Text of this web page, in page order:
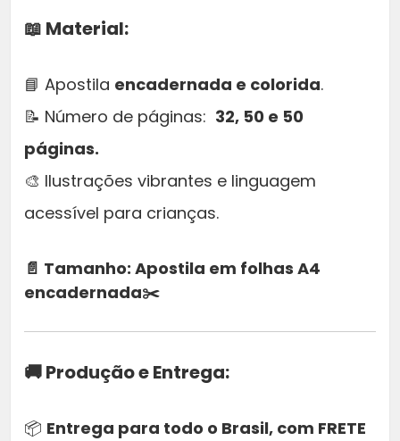
📖 Material:
📘 Apostila encadernada e colorida.
📝 Número de páginas: 32, 50 e 50
páginas.
🎨 Ilustrações vibrantes e linguagem
acessível para crianças.
📄 Tamanho: Apostila em folhas A4
encadernada✂️
🚚 Produção e Entrega:
📦 Entrega para todo o Brasil, com FRETE